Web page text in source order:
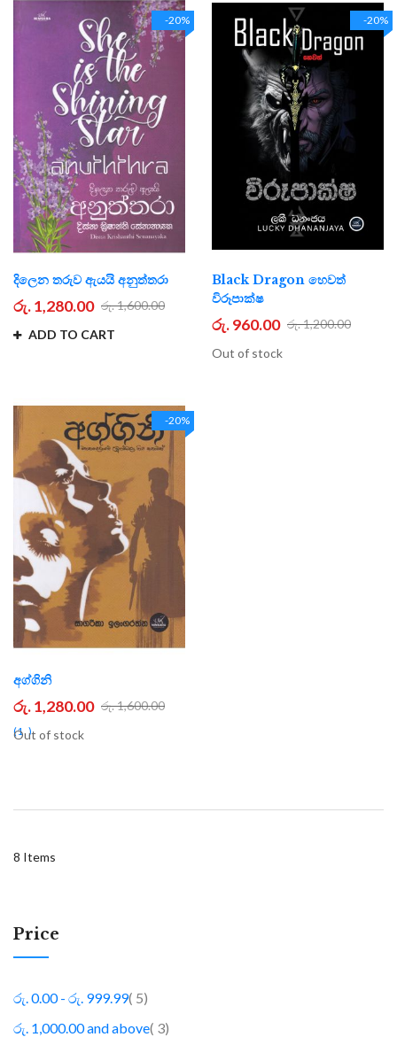
-20%
දිලෙන තරුව ඇයයි අනුත්තරා
රු. 1,280.00 රු. 1,600.00
ADD TO CART
-20%
Black Dragon හෙවත්
විරූපාක්ෂ
රු. 960.00 රු. 1,200.00
Out of stock
-20%
අග්ගිනි
රු. 1,280.00 රු. 1,600.00
1
Out of stock
8 Items
Price
රු. 0.00- රු. 999.99 5item
රු. 1,000.00and above 3item